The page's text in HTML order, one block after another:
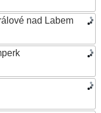
nad Labem